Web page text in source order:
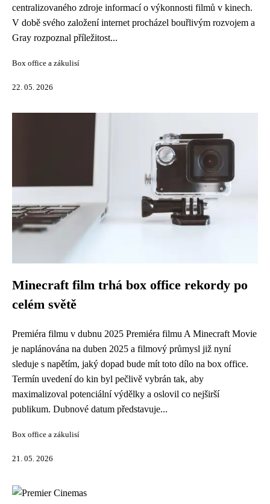
centralizovaného zdroje informací o výkonnosti filmů v kinech.
V době svého založení internet procházel bouřlivým rozvojem a
Gray rozpoznal příležitost...
Box office a zákulisí
22. 05. 2026
Minecraft film trhá box office rekordy po
celém světě
Premiéra filmu v dubnu 2025 Premiéra filmu A Minecraft Movie
je naplánována na duben 2025 a filmový průmysl již nyní
sleduje s napětím, jaký dopad bude mít toto dílo na box office.
Termín uvedení do kin byl pečlivě vybrán tak, aby
maximalizoval potenciální výdělky a oslovil co nejširší
publikum. Dubnové datum představuje...
Box office a zákulisí
21. 05. 2026